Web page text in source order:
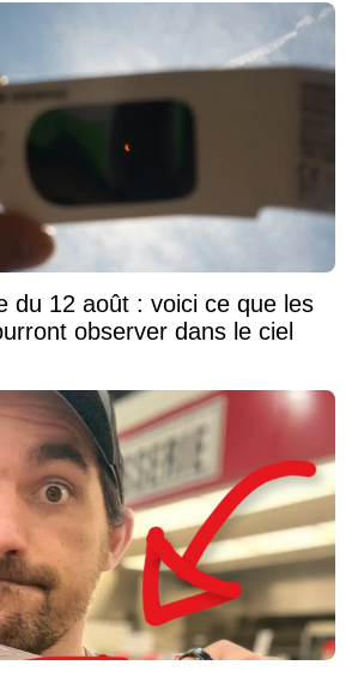
du 12 août : voici ce que les
observer dans le ciel